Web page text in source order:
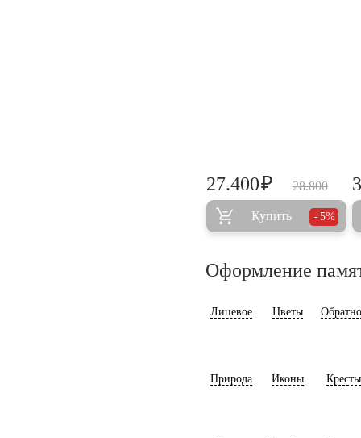
28.800
27.400₽
Купить 5%
Оформление
Лицевое Цветы
Природа Иконы Кресты